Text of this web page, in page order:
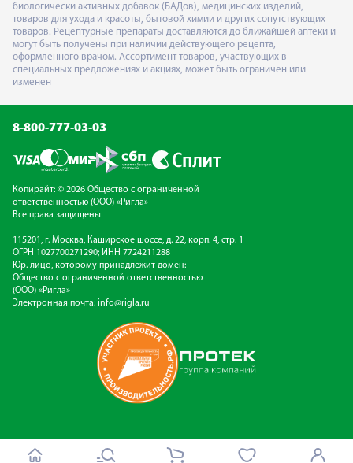
биологически активных добавок (БАДов), медицинских изделий,
товаров для ухода и красоты, бытовой химии и других сопутствующих
товаров. Рецептурные препараты доставляются до ближайшей аптеки и
могут быть получены при наличии действующего рецепта,
оформленного врачом. Ассортимент товаров, участвующих в
специальных предложениях и акциях, может быть ограничен или
изменен
8-800-777-03-03
Копирайт: © 2026 Общество с ограниченной
ответственностью (ООО) «Ригла»
Все права защищены
115201, г. Москва, Каширское шоссе, д. 22, корп. 4, стр. 1
ОГРН 1027700271290; ИНН 7724211288
Юр. лицо, которому принадлежит домен:
Общество с ограниченной ответственностью
(ООО) «Ригла»
Электронная почта: info@rigla.ru